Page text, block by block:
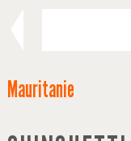
Mauritanie